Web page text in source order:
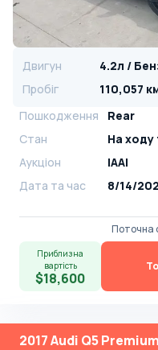
Двигун
Пробіг
110,057
Пошкодження
Rear
Стан
На ​​ходу
Аукціон
IAAI
Дата та час
8/14/
Поточна
Приблизна
вартість
$18,600
2017 Audi Q5